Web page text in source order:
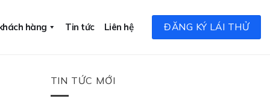
hàng Tin tức Liên hệ ĐĂNG KÝ LÁI THỬ
TIN TỨC MỚI